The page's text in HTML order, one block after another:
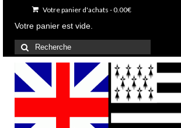
Votre panier d'achats -0.00€
Votre panier est vide.
Rechercher
: